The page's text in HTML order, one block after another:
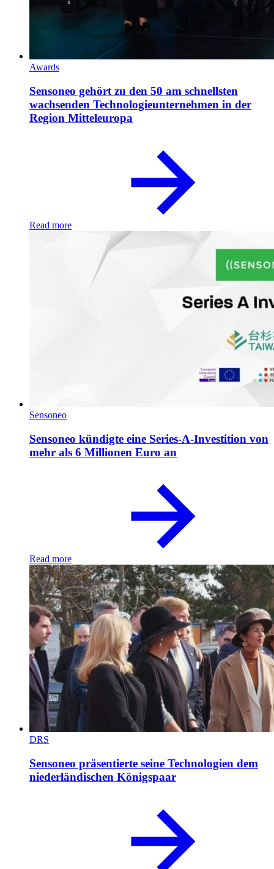
Awards
Sensoneo gehört zu den 50 am schnellsten
wachsenden Technologieunternehmen in der
Region Mitteleuropa
Read more
Sensoneo
Sensoneo kündigte eine Series-A-Investition von
mehr als 6 Millionen Euro an
Read more
DRS
Sensoneo präsentierte seine Technologien dem
niederländischen Königspaar